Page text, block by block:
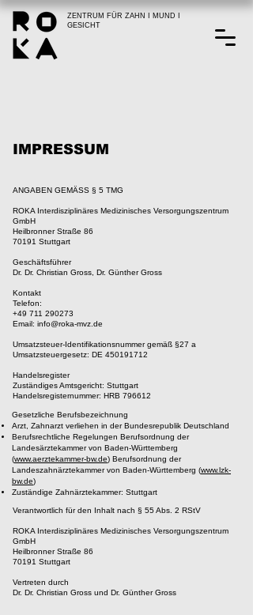
ZENTRUM FÜR ZAHN I MUND I
GESICHT
IMPRESSUM
ANGABEN GEMÄSS § 5 TMG
ROKA Interdisziplinäres Medizinisches Versorgungszentrum
GmbH
Heilbronner Straße 86
70191 Stuttgart
Geschäftsführer
Dr. Dr. Christian Gross, Dr. Günther Gross
Kontakt
Telefon:
+49 711 290273
Email: info@roka-mvz.de
Umsatzsteuer-Identifikationsnummer gemäß §27 a
Umsatzsteuergesetz: DE 450191712
Handelsregister
Zuständiges Amtsgericht: Stuttgart
Handelsregisternummer: HRB 796612​
Gesetzliche Berufsbezeichnung
Arzt, Zahnarzt verliehen in der Bundesrepublik Deutschland
Berufsrechtliche Regelungen Berufsordnung der
Landesärztekammer von Baden-Württemberg
(www.aerztekammer-bw.de) Berufsordnung der
Landeszahnärztekammer von Baden-Württemberg (www.lzk-
bw.de)
Zuständige Zahnärztekammer: Stuttgart
Verantwortlich für den Inhalt nach § 55 Abs. 2 RStV
ROKA Interdisziplinäres Medizinisches Versorgungszentrum
GmbH
Heilbronner Straße 86
70191 Stuttgart
Vertreten durch
Dr. Dr. Christian Gross und Dr. Günther Gross